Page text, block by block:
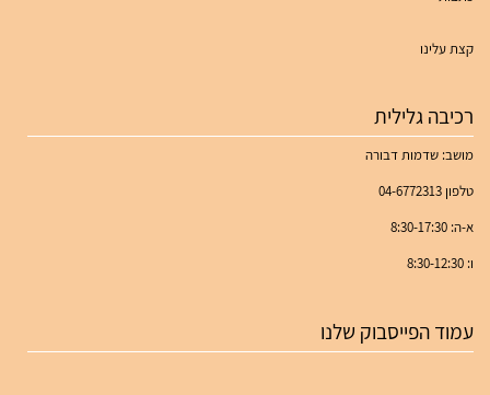
קצת עלינו
רכיבה גלילית
מושב: שדמות דבורה
טלפון 04-6772313
א-ה: 8:30-17:30
ו: 8:30-12:30
עמוד הפייסבוק שלנו